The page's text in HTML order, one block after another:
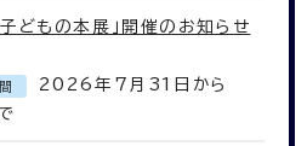
どもの本展」開催のお知らせ
2026年7月31日から